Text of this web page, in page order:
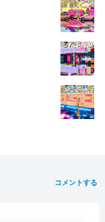
コメントする